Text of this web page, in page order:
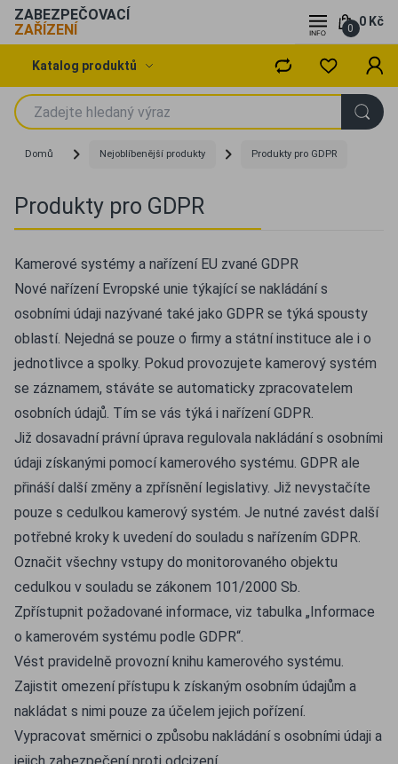
0 Kč
0
ZABEZPEČOVACÍ
ZAŘÍZENÍ
Katalog produktů
Domů Nejoblíbenější produkty Produkty pro GDPR
Produkty pro GDPR
Kamerové systémy a nařízení EU zvané GDPR
Nové nařízení Evropské unie týkající se nakládání s
osobními údaji nazývané také jako GDPR se týká spousty
oblastí. Nejedná se pouze o firmy a státní instituce ale i o
jednotlivce a spolky. Pokud provozujete kamerový systém
se záznamem, stáváte se automaticky zpracovatelem
osobních údajů. Tím se vás týká i nařízení GDPR.
Již dosavadní právní úprava regulovala nakládání s osobními
údaji získanými pomocí kamerového systému. GDPR ale
přináší další změny a zpřísnění legislativy. Již nevystačíte
pouze s cedulkou kamerový systém. Je nutné zavést další
potřebné kroky k uvedení do souladu s nařízením GDPR.
Označit všechny vstupy do monitorovaného objektu
cedulkou v souladu se zákonem 101/2000 Sb.
Zpřístupnit požadované informace, viz tabulka „Informace
o kamerovém systému podle GDPR“.
Vést pravidelně provozní knihu kamerového systému.
Zajistit omezení přístupu k získaným osobním údajům a
nakládat s nimi pouze za účelem jejich pořízení.
Vypracovat směrnici o způsobu nakládání s osobními údaji a